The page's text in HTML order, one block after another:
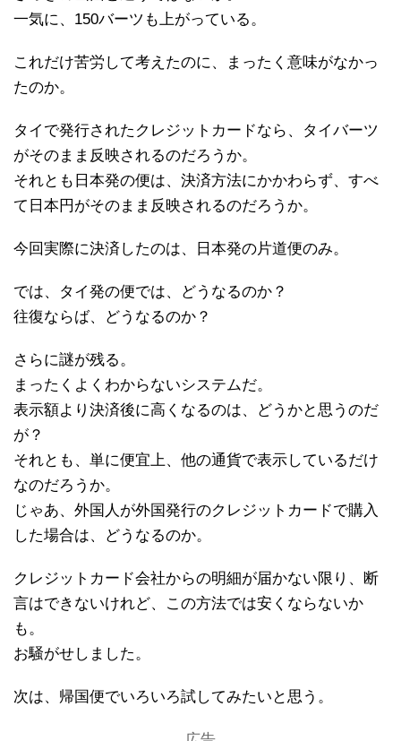
一気に、150バーツも上がっている。
これだけ苦労して考えたのに、まったく意味がなかっ
たのか。
タイで発行されたクレジットカードなら、タイバーツ
がそのまま反映されるのだろうか。
それとも日本発の便は、決済方法にかかわらず、すべ
て日本円がそのまま反映されるのだろうか。
今回実際に決済したのは、日本発の片道便のみ。
では、タイ発の便では、どうなるのか？
往復ならば、どうなるのか？
さらに謎が残る。
まったくよくわからないシステムだ。
表示額より決済後に高くなるのは、どうかと思うのだ
が？
それとも、単に便宜上、他の通貨で表示しているだけ
なのだろうか。
じゃあ、外国人が外国発行のクレジットカードで購入
した場合は、どうなるのか。
クレジットカード会社からの明細が届かない限り、断
言はできないけれど、この方法では安くならないか
も。
お騒がせしました。
次は、帰国便でいろいろ試してみたいと思う。